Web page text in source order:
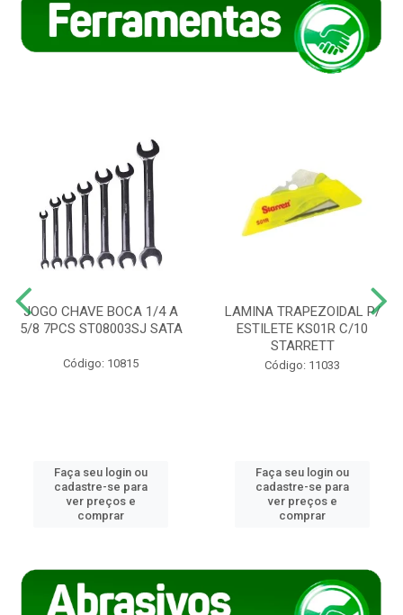
JOGO CHAVE BOCA 1/4 A
5/8 7PCS ST08003SJ SATA
Código: 10815
Faça seu login ou
cadastre-se para
ver preços e
comprar
LAMINA TRAPEZOIDAL P/
ESTILETE KS01R C/10
STARRETT
Código: 11033
Faça seu login ou
cadastre-se para
ver preços e
comprar